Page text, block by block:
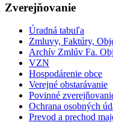
Zverejňovanie
Úradná tabuľa
Zmluvy, Faktúry,
Archív Zmlúv Fa.
VZN
Hospodárenie obce
Verejné obstarávanie
Povinné
Ochrana osobných
Prevod a prechod